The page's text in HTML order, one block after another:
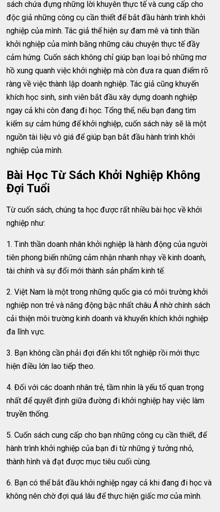
sách chứa đựng những lời khuyên thực tế và cung cấp cho
độc giả những công cụ cần thiết để bắt đầu hành trình khởi
nghiệp của mình. Tác giả thể hiện sự đam mê và tinh thần
khởi nghiệp của mình bằng những câu chuyện thực tế đầy
cảm hứng. Cuốn sách không chỉ giúp bạn loại bỏ những mơ
hồ xung quanh việc khởi nghiệp mà còn đưa ra quan điểm rõ
ràng về việc thành lập doanh nghiệp. Tác giả cũng khuyến
khích học sinh, sinh viên bắt đầu xây dựng doanh nghiệp
ngay cả khi còn đang đi học. Tổng thể, nếu bạn đang tìm
kiếm sự cảm hứng để khởi nghiệp, cuốn sách này sẽ là một
nguồn tài liệu vô giá để giúp bạn bắt đầu hành trình khởi
nghiệp của mình.
Bài Học Từ Sách Khởi Nghiệp Không
Đợi Tuổi
Từ cuốn sách, chúng ta học được rất nhiều bài học về khởi
nghiệp như:
1. Tinh thần doanh nhân khởi nghiệp là hành động của người
tiên phong biến những cảm nhận nhanh nhạy về kinh doanh,
tài chính và sự đổi mới thành sản phẩm kinh tế.
2. Việt Nam là một trong những quốc gia có môi trường khởi
nghiệp non trẻ và năng động bậc nhất châu Á nhờ chính sách
cải thiện môi trường kinh doanh và khuyến khích khởi nghiệp
đa lĩnh vực.
3. Bạn không cần phải đợi đến khi tốt nghiệp rồi mới thực
hiện điều lớn lao tiếp theo.
4. Đối với các doanh nhân trẻ, tầm nhìn là yếu tố quan trọng
nhất để quyết định giữa đường đi khởi nghiệp hay việc làm
truyền thống.
5. Cuốn sách cung cấp cho bạn những công cụ cần thiết, để
hành trình khởi nghiệp của bạn đi từ những ý tưởng nhỏ,
thành hình và đạt được mục tiêu cuối cùng.
6. Bạn có thể bắt đầu khởi nghiệp ngay cả khi đang đi học và
không nên chờ đợi quá lâu để thực hiện giấc mơ của mình.